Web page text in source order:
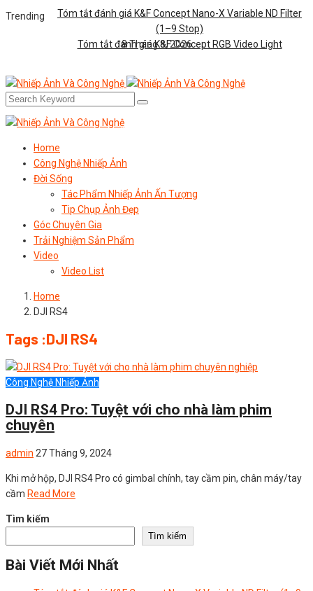
Trending
Tóm tắt đánh giá K&F Concept Nano-X Variable ND Filter
(1–9 Stop)
Tóm tắt đánh giá K&F Concept RGB Video Light
8 Tháng 8, 2026
Home
Công Nghệ Nhiếp Ảnh
Đời Sống
Tác Phẩm Nhiếp Ảnh Ấn Tượng
Tip Chụp Ảnh Đẹp
Góc Chuyên Gia
Trải Nghiệm Sản Phẩm
Video
Video List
Home
DJI RS4
Tags :DJI RS4
Công Nghệ Nhiếp Ảnh
DJI RS4 Pro: Tuyệt với cho nhà làm phim
chuyên
admin 27 Tháng 9, 2024
Khi mở hộp, DJI RS4 Pro có gimbal chính, tay cầm pin, chân máy/tay
cầm Read More
Tìm kiếm
Tìm kiếm
Bài Viết Mới Nhất